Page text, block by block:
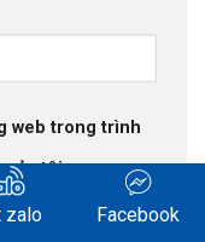
web trong trình
của tôi.
zalo Facebook